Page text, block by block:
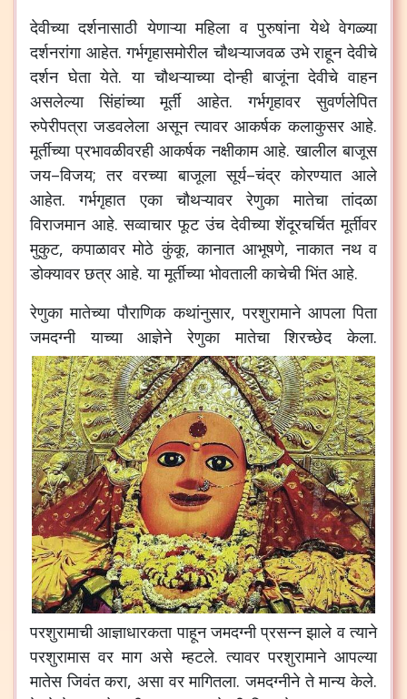
देवीच्या दर्शनासाठी येणाऱ्या महिला व पुरुषांना येथे वेगळ्या
दर्शनरांगा आहेत.गर्भगृहासमोरील चौथऱ्याजवळ उभे राहून देवीचे
दर्शन घेता येते.या चौथऱ्याच्या दोन्ही बाजूंना देवीचे वाहन
असलेल्या
सिंहांच्या मूर्ती आहेत.गर्भगृहावर
सुवर्णलेपित
रुपेरीपत्रा जडवलेला असून त्यावर आकर्षक कलाकुसर आहे.
मूर्तीच्या प्रभावळीवरही आकर्षक नक्षीकाम आहे.खालील बाजूस
जय–विजय;तर वरच्या बाजूला सूर्य–चंद्र कोरण्यात आले
आहेत.गर्भगृहात एका चौथऱ्यावर रेणुका मातेचा
तांदळा
विराजमान आहे.सव्वाचार फूट उंच देवीच्या शेंदूरचर्चित मूर्तीवर
मुकुट,कपाळावर मोठे कुंकू,कानात आभूषणे,नाकात नथ व
डोक्यावर छत्र आहे.या मूर्तीच्या भोवताली काचेची भिंत आहे.
रेणुका मातेच्या पौराणिक कथांनुसार,परशुरामाने आपला पिता
जमदग्नी
याच्या आज्ञेने रेणुका मातेचा शिरच्छेद केला.
परशुरामाची आज्ञाधारकता पाहून जमदग्नी प्रसन्न झाले व त्याने
परशुरामास वर माग असे म्हटले.त्यावर परशुरामाने आपल्या
मातेस जिवंत करा,असा वर मागितला.जमदग्नीने ते मान्य केले.